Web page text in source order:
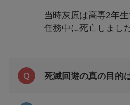
当時灰原は高専2年
任務中に死亡しました
死滅回遊の真の目的